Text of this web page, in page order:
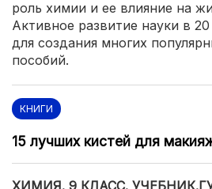
роль химии и ее влияние на
Активное развитие науки в
для создания многих
пособий.
КНИГИ
15 лучших кистей для
ХИМИЯ. 9 КЛАСС.